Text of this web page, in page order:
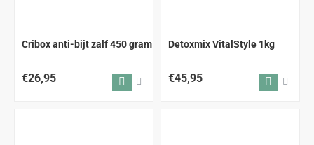
Cribox anti-bijt zalf 450 gram
€26,95
Detoxmix VitalStyle 1kg
€45,95